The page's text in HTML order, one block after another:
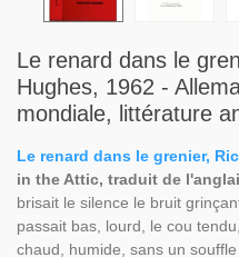
Le renard dans le
Hughes, 1962 -
mondiale, littérature
Le renard dans le grenier,
in the Attic, traduit de
brisait le silence le bruit
passait bas, lourd, le cou
chaud, humide, sans un